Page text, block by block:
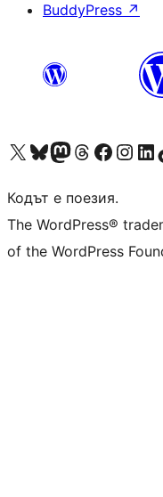
BuddyPress ↗
Visit our X (formerly Twitter) account
Visit our Bluesky account
Visit our Mastodon account
Visit our Threads account
Посетете нашата страница
Посетете
Кодът е поезия.
The WordPress®
of the WordPress